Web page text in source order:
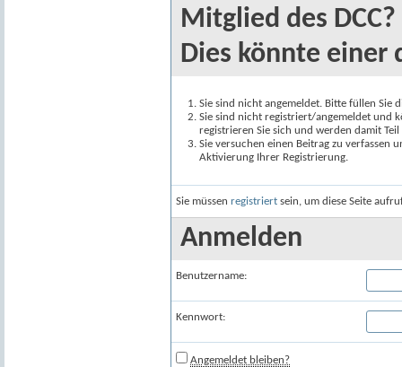
Mitglied des DCC?
Dies könnte einer
Sie sind nicht angemeldet. Bitte füllen Sie
Sie sind nicht registriert/angemeldet und
registrieren Sie sich und werden damit
Sie versuchen einen Beitrag zu verfassen
Aktivierung Ihrer Registrierung.
Sie müssen registriert sein, um diese Seite
Anmelden
Benutzername:
Kennwort:
Angemeldet bleiben?